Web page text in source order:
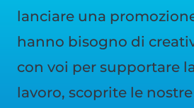
lanciare una
hanno bisogno di
con voi per supportare
lavoro, scoprite le